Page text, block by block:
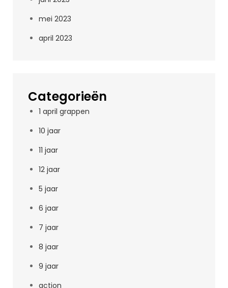
mei 2023
april 2023
Categorieën
1 april grappen
10 jaar
11 jaar
12 jaar
5 jaar
6 jaar
7 jaar
8 jaar
9 jaar
action